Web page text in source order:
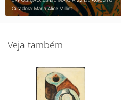
Veja também